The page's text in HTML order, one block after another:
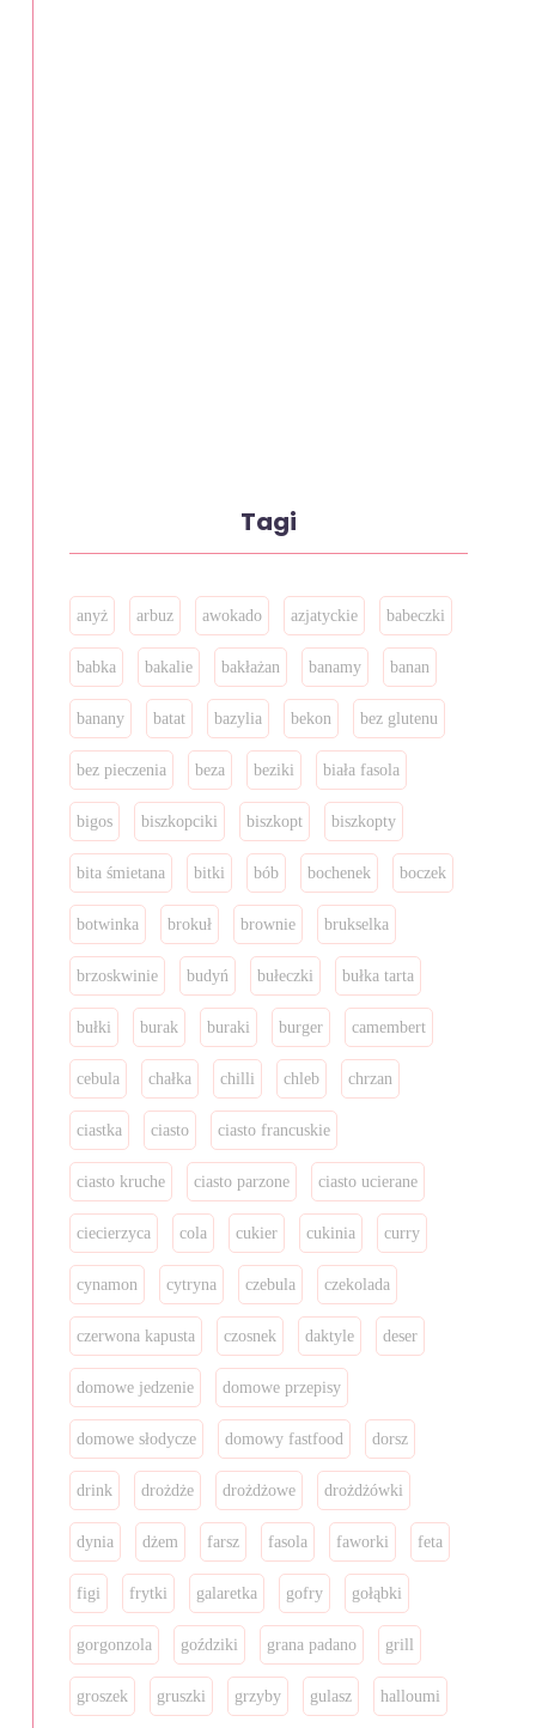
Tagi
anyż arbuz awokado azjatyckie babeczki
babka bakalie bakłażan banamy banan
banany batat bazylia bekon bez glutenu
bez pieczenia beza beziki biała fasola
bigos biszkopciki biszkopt biszkopty
bita śmietana bitki bób bochenek boczek
botwinka brokuł brownie brukselka
brzoskwinie budyń bułeczki bułka tarta
bułki burak buraki burger camembert
cebula chałka chilli chleb chrzan
ciastka ciasto ciasto francuskie
ciasto kruche ciasto parzone ciasto ucierane
ciecierzyca cola cukier cukinia curry
cynamon cytryna czebula czekolada
czerwona kapusta czosnek daktyle deser
domowe jedzenie domowe przepisy
domowe słodycze domowy fastfood dorsz
drink drożdże drożdżowe drożdżówki
dynia dżem farsz fasola faworki feta
figi frytki galaretka gofry gołąbki
gorgonzola goździki grana padano grill
groszek gruszki grzyby gulasz halloumi